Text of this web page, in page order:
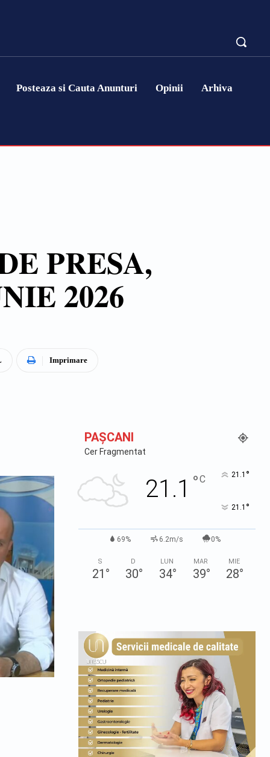
Posteaza si Cauta Anunturi Opinii Arhiva
PRESA,
2026
Imprimare
PAŞCANI
Cer Fragmentat
21.1 °C 21.1 °
21.1 °
69% 6.2m/s 0%
S
21 °
D
30°
LUN
34°
MAR
39°
MIE
28°